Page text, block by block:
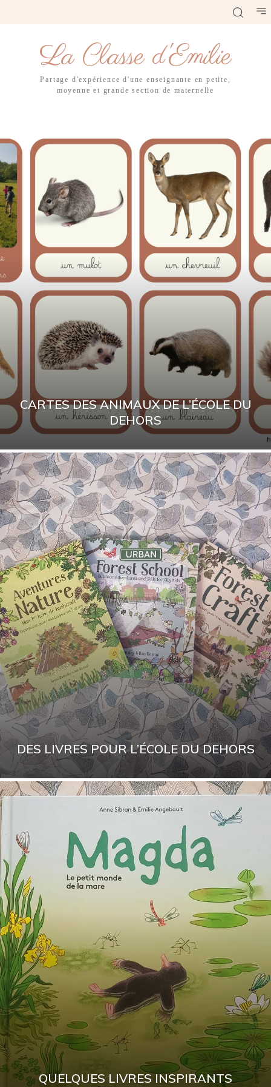
La Classe d'Emilie
Partage d'expérience d'une enseignante en petite,
moyenne et grande section de maternelle
CARTES DES ANIMAUX DE L’ÉCOLE DU
DEHORS
DES LIVRES POUR L’ÉCOLE DU DEHORS
QUELQUES LIVRES INSPIRANTS